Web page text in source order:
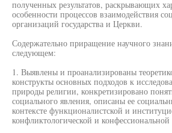
полученных результатов, раскрывающих
особенности процессов взаимодействия
организаций государства и Церкви.
Содержательно приращение научного
следующем:
1. Выявлены и проанализированы
конструкты основных подходов к
природы религии, конкретизировано
социального явления, описаны ее
контексте функционалистской и
конфликтологической и